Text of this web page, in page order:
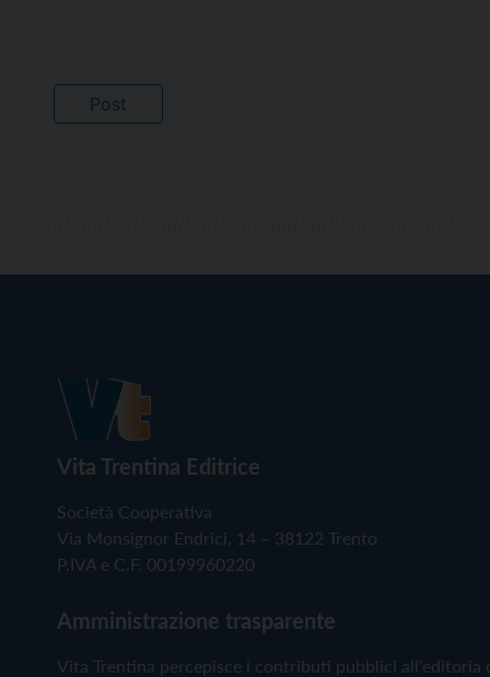
Vita Trentina Editrice
Società Cooperativa
Via Monsignor Endrici, 14 – 38122 Trento
P.IVA e C.F. 00199960220
Amministrazione trasparente
Vita Trentina percepisce i contributi pubblici all'editoria